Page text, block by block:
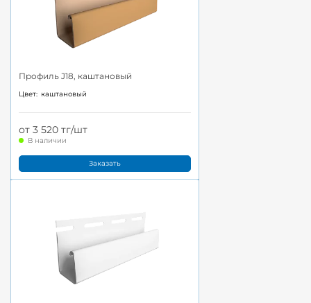
Профиль J18, каштановый
Цвет: каштановый
от 3 520 тг/шт
В наличии
Заказать